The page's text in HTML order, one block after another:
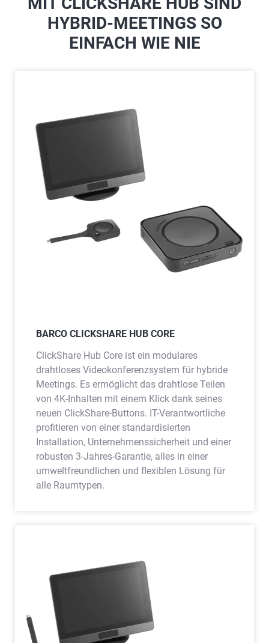
HYBRID-MEETINGS SO
EINFACH WIE NIE
BARCO CLICKSHARE HUB CORE
ClickShare Hub Core ist ein modulares
drahtloses Videokonferenzsystem für hybride
Meetings. Es ermöglicht das drahtlose Teilen
von 4K-Inhalten mit einem Klick dank seines
neuen ClickShare-Buttons. IT-Verantwortliche
profitieren von einer standardisierten
Installation, Unternehmenssicherheit und einer
robusten 3-Jahres-Garantie, alles in einer
umweltfreundlichen und flexiblen Lösung für
alle Raumtypen.